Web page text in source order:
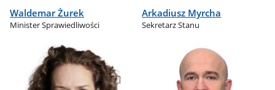
Waldemar Żurek
Minister Sprawiedliwości
Arkadiusz Myrcha
Sekretarz Stanu